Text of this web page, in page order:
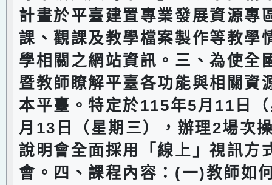
計畫於平臺建置專業發展資源專
課、觀課及教學檔案製作等教學
學相關之網站資訊。三、為使全
暨教師瞭解平臺各功能與相關資
本平臺。特定於115年5月11日
月13日（星期三），辦理2場次
說明會全面採用「線上」視訊方
會。四、課程內容：(一)教師如